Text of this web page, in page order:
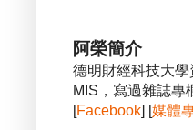
阿榮簡介
德明財經科技大學
MIS，寫過雜誌專
[Facebook] [媒體